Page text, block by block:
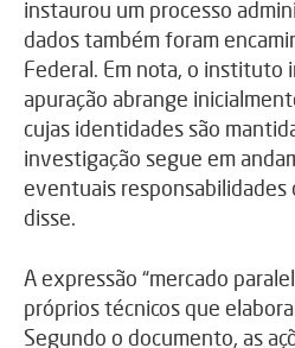
instaurou um processo
dados também foram
Federal. Em nota, o instituto
apuração abrange
cujas identidades são
investigação segue em
eventuais responsabilidades
disse.
A expressão “mercado
próprios técnicos que
Segundo o documento, as